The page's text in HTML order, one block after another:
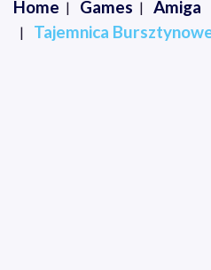
Home Games
Amiga
Tajemnica